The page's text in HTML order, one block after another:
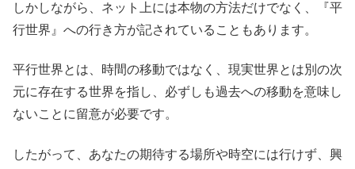
しかしながら、ネット上には本物の方法だけでなく、『平
行世界』への行き方が記されていることもあります。
平行世界とは、時間の移動ではなく、現実世界とは別の次
元に存在する世界を指し、必ずしも過去への移動を意味し
ないことに留意が必要です。
したがって、あなたの期待する場所や時空には行けず、興